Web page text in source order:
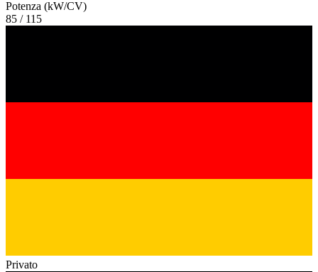
Potenza (kW/CV)
85 / 115
Privato